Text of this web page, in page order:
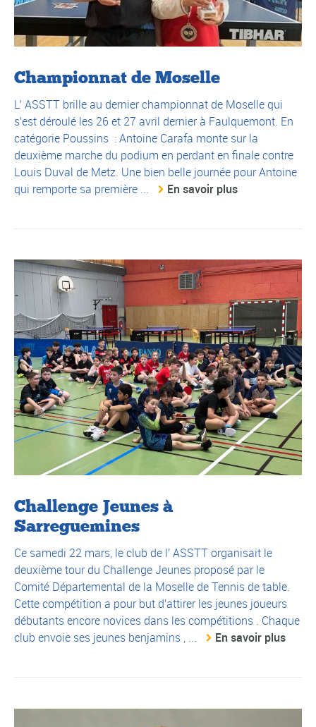
Championnat de Moselle
L' ASSTT brille au dernier championnat de Moselle qui
s'est déroulé les 26 et 27 avril dernier à Faulquemont. En
catégorie Poussins : Antoine Carafa monte sur la
deuxième marche du podium en perdant en finale contre
Louis Duval de Metz. Une bien belle journée pour Antoine
qui remporte sa première ...
En savoir plus
Challenge Jeunes à
Sarreguemines
Ce samedi 22 mars, le club de l' ASSTT organisait le
deuxième tour du Challenge Jeunes proposé par le
Comité Départemental de la Moselle de Tennis de table.
Cette compétition a pour but d'attirer les jeunes joueurs
débutants encore novices dans les compétitions . Chaque
club envoie ses jeunes benjamins , ...
En savoir plus